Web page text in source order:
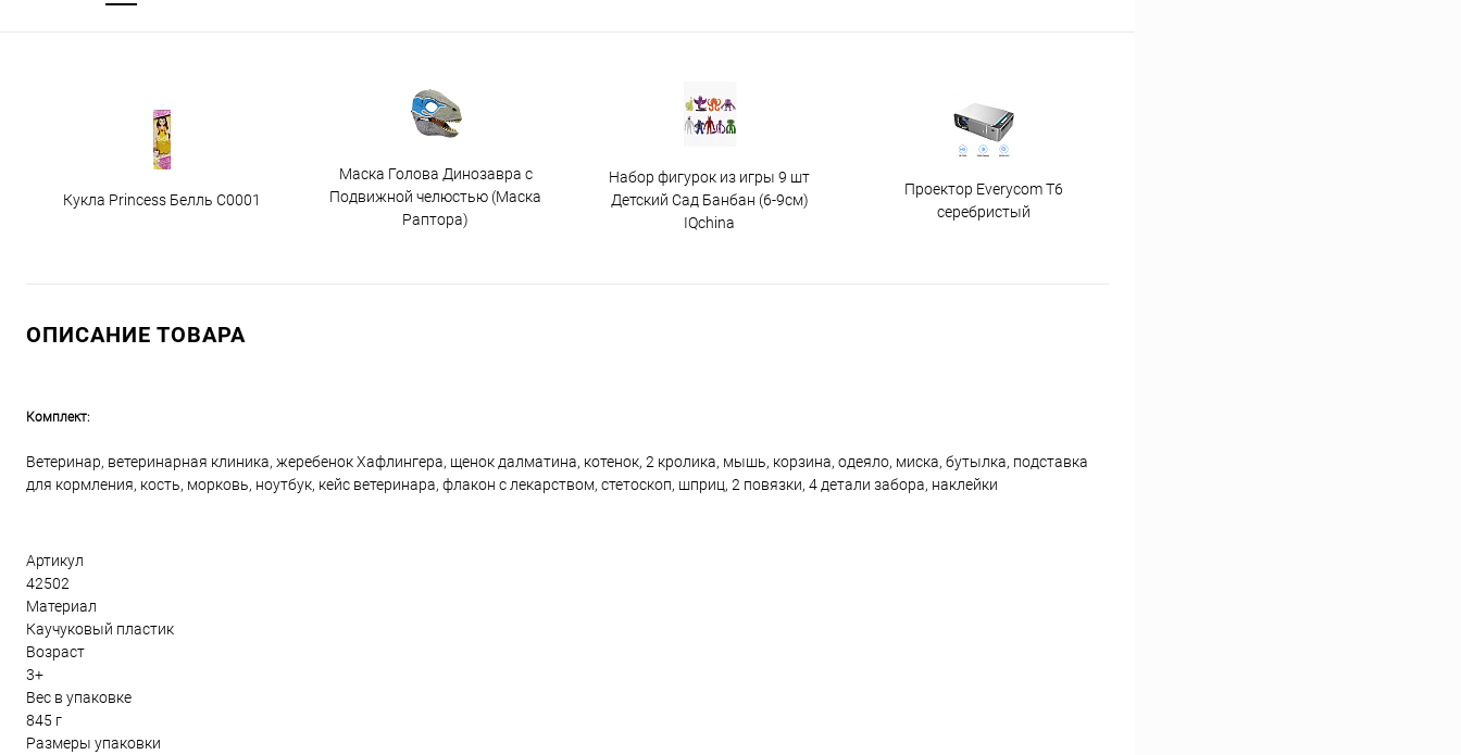
Кукла Princess Белль C0001
Маска Голова Динозавра с
Подвижной челюстью (Маска
Раптора)
Набор фигурок из игры 9 шт
Детский Сад Банбан (6-9см)
IQchina
Проектор Everycom T6
серебристый
ОПИСАНИЕ ТОВАРА
Комплект:
Ветеринар, ветеринарная клиника, жеребенок Хафлингера, щенок далматина, котенок, 2 кролика, мышь, корзина, одеяло, миска, бутылка, подставка
для кормления, кость, морковь, ноутбук, кейс ветеринара, флакон с лекарством, стетоскоп, шприц, 2 повязки, 4 детали забора, наклейки
Артикул
42502
Материал
Каучуковый пластик
Возраст
3+
Вес в упаковке
845 г
Размеры упаковки